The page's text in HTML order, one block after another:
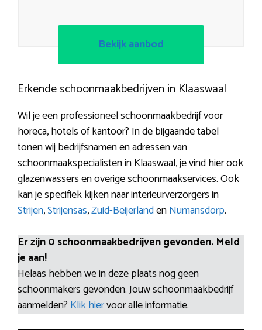
Bekijk aanbod
Erkende schoonmaakbedrijven in Klaaswaal
Wil je een professioneel schoonmaakbedrijf voor
horeca, hotels of kantoor? In de bijgaande tabel
tonen wij bedrijfsnamen en adressen van
schoonmaakspecialisten in Klaaswaal, je vind hier ook
glazenwassers en overige schoonmaakservices. Ook
kan je specifiek kijken naar interieurverzorgers in
Strijen,Strijensas,Zuid-BeijerlandenNumansdorp.
Er zijn 0 schoonmaakbedrijven gevonden. Meld
je aan!
Helaas hebben we in deze plaats nog geen
schoonmakers gevonden. Jouw schoonmaakbedrijf
aanmelden? Klik hiervoor alle informatie.